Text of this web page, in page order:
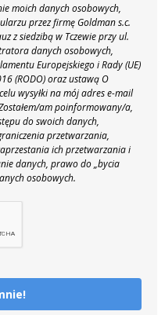
moich danych osobowych,
przez firmę Goldman s.c.
z siedzibą w Tczewie przy ul.
danych osobowych,
Europejskiego i Rady (UE)
(RODO) oraz ustawą O
wysyłki na mój adres e-mail
am poinformowany/a,
do swoich danych,
przetwarzania,
ich przetwarzania i
danych, prawo do „bycia
osobowych.